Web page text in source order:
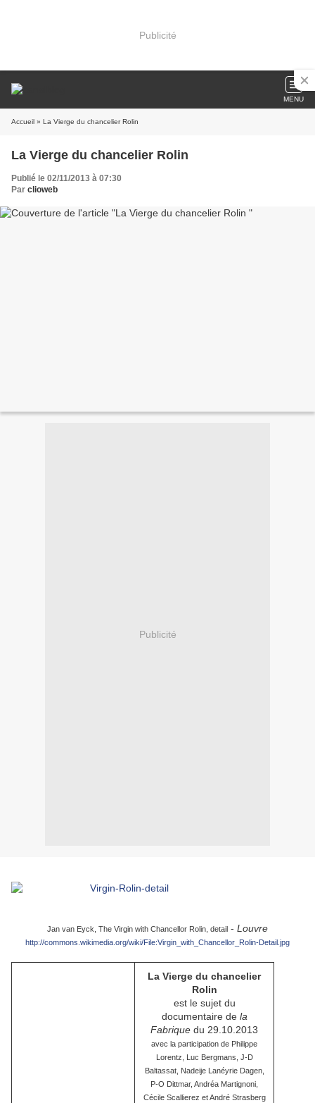
Publicité
MENU
Accueil » La Vierge du chancelier Rolin
La Vierge du chancelier Rolin
Publié le 02/11/2013 à 07:30
Par clioweb
Publicité
Jan van Eyck, The Virgin with Chancellor Rolin, detail - Louvre
http://commons.wikimedia.org/wiki/File:Virgin_with_Chancellor_Rolin-Detail.jpg
La Vierge du chancelier
Rolin
est le sujet du
documentaire de la
Fabrique du 29.10.2013
avec la participation de Philippe
Lorentz, Luc Bergmans, J-D
Baltassat, Nadeije Lanéyrie Dagen,
P-O Dittmar, Andréa Martignoni,
Cécile Scallierez et André Strasberg